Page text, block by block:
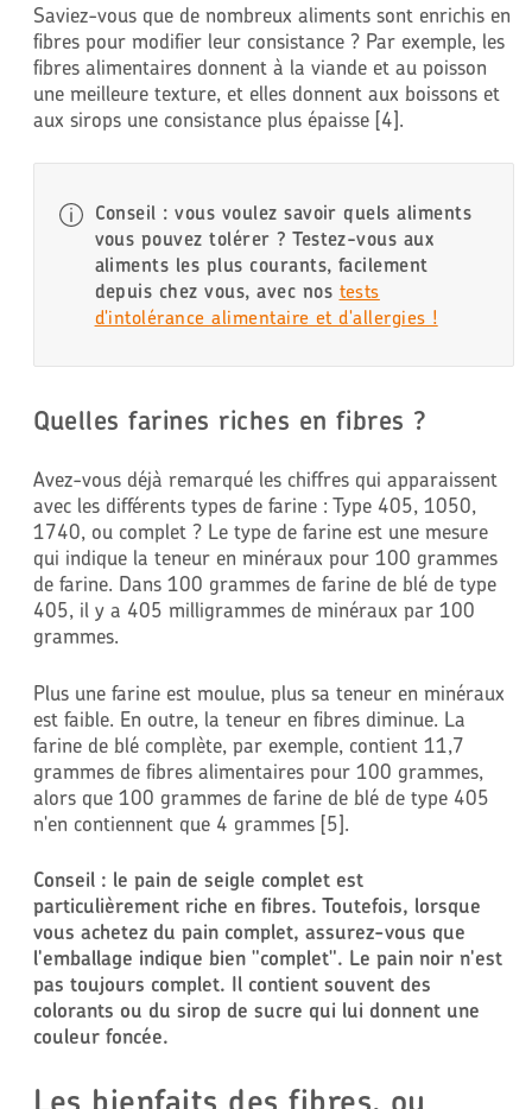
Saviez-vous que de nombreux aliments sont enrichis en
fibres pour modifier leur consistance ? Par exemple, les
fibres alimentaires donnent à la viande et au poisson
une meilleure texture, et elles donnent aux boissons et
aux sirops une consistance plus épaisse [4].
Conseil : vous voulez savoir quels aliments
vous pouvez tolérer ? Testez-vous aux
aliments les plus courants, facilement
depuis chez vous, avec nos tests
d'intolérance alimentaire et d'allergies !
Quelles farines riches en fibres ?
Avez-vous déjà remarqué les chiffres qui apparaissent
avec les différents types de farine : Type 405, 1050,
1740, ou complet ? Le type de farine est une mesure
qui indique la teneur en minéraux pour 100 grammes
de farine. Dans 100 grammes de farine de blé de type
405, il y a 405 milligrammes de minéraux par 100
grammes.
Plus une farine est moulue, plus sa teneur en minéraux
est faible. En outre, la teneur en fibres diminue. La
farine de blé complète, par exemple, contient 11,7
grammes de fibres alimentaires pour 100 grammes,
alors que 100 grammes de farine de blé de type 405
n'en contiennent que 4 grammes [5].
Conseil : le pain de seigle complet est
particulièrement riche en fibres. Toutefois, lorsque
vous achetez du pain complet, assurez-vous que
l'emballage indique bien "complet". Le pain noir n'est
pas toujours complet. Il contient souvent des
colorants ou du sirop de sucre qui lui donnent une
couleur foncée.
Les bienfaits des fibres, ou